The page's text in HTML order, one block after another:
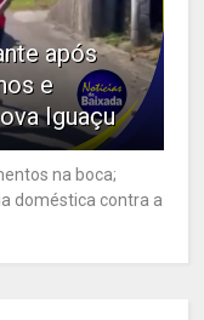
após
e
Iguaçu
na boca;
doméstica contra a